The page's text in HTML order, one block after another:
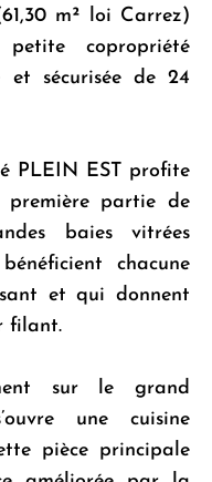
m² loi Carrez)
petite copropriété
et sécurisée de 24
PLEIN EST profite
première partie de
baies vitrées
chacune
et qui donnent
filant.
sur le grand
une cuisine
pièce principale